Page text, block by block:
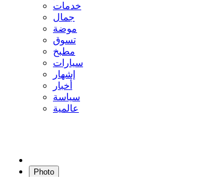
خدمات
جمال
موضة
تسوق
مطبخ
سيارات
إشهار
أخبار
سياسة
عالمية
Photo